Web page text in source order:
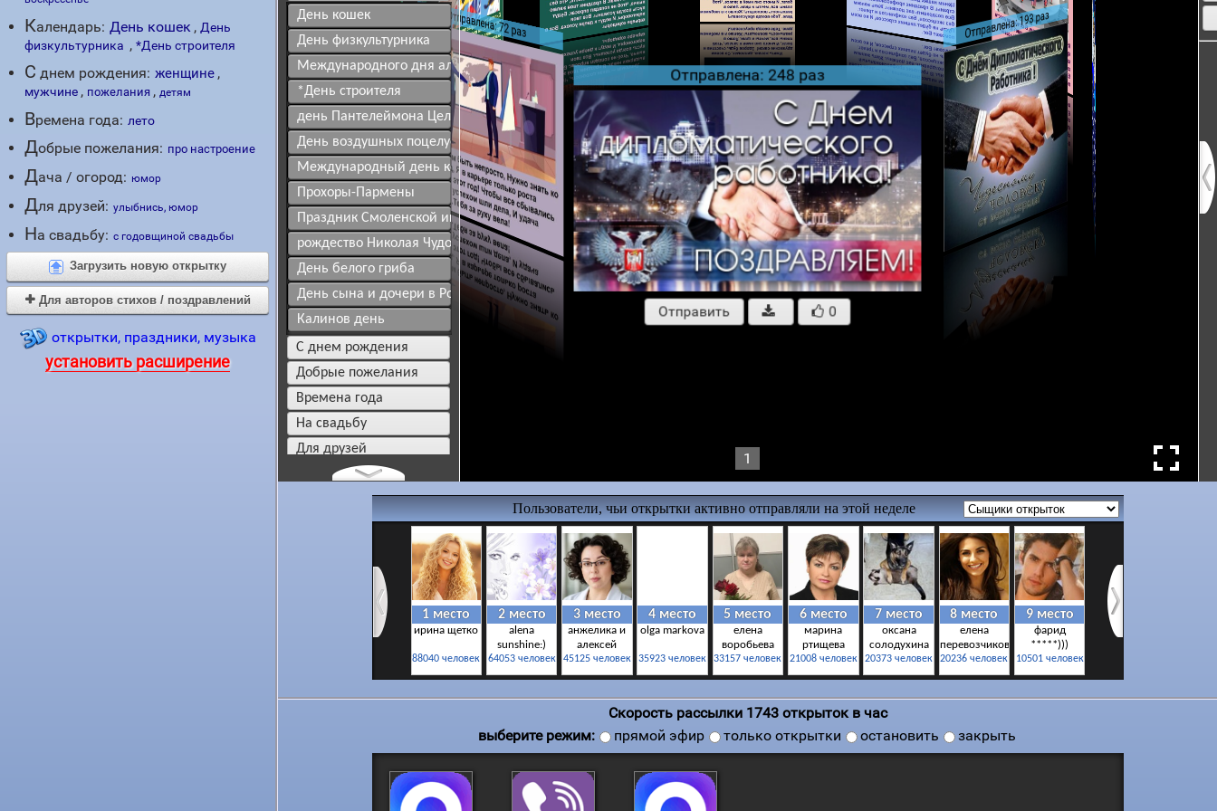
Календарь: День кошек , День
физкультурника , *День строителя
C днем рождения: женщине ,
мужчине , пожелания , детям
Времена года: лето
Добрые пожелания: про настроение
Дача / огород: юмор
Для друзей: улыбнись, юмор
На свадьбу: с годовщиной свадьбы
Загрузить новую открытку
 Для авторов стихов / поздравлений
открытки, праздники, музыка
установить расширение
День кошек
День физкультурника
Международного дня альпинизма
*День строителя
день Пантелеймона Целителя
День воздушных поцелуев.
Международный день коренных народов мира
Прохоры-Пармены
Праздник Смоленской иконы Божией Матери Одигитрия.
рождество Николая Чудотворца
День белого гриба
День сына и дочери в России
Калинов день
c днем рождения
добрые пожелания
времена года
на свадьбу
для друзей
дача / огород
для любимых
комплименты
мотивация для жизни
сказать спасибо
привет, как дела?
цветы и подарки
картинки без текста
угощения для друзей
новости и события
Отправлена: 248 раз
Отправить   0
Отправлена: 193 раз
Отправлена: 72 раз
1
Скорость рассылки 1751открыток в час
выберите режим:
прямой эфир только открытки остановить закрыть